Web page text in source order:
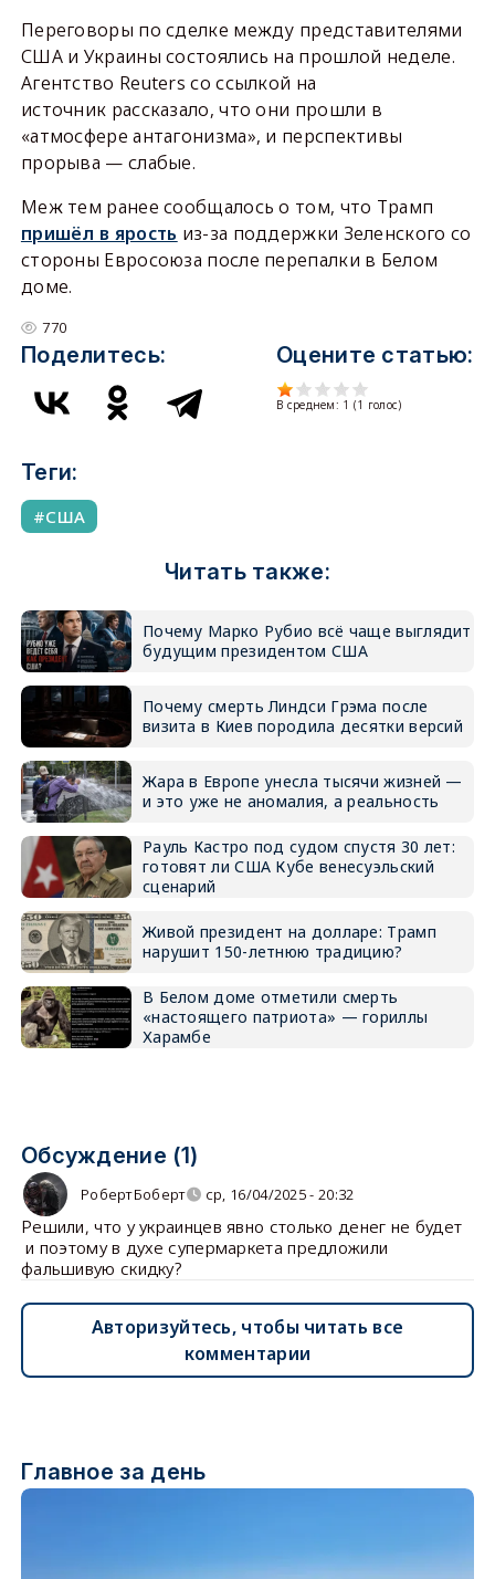
Переговоры по сделке между представителями
США и Украины состоялись на прошлой неделе.
Агентство Reuters со ссылкой на
источник рассказало, что они прошли в
«атмосфере антагонизма», и перспективы
прорыва — слабые.
Меж тем ранее сообщалось о том, что Трамп
пришёл в ярость из-за поддержки Зеленского со
стороны Евросоюза после перепалки в Белом
доме.
770
Поделитесь: Оцените статью:
В среднем: 1 (1 голос)
Теги:
США
Читать также:
Почему Марко Рубио всё чаще выглядит
будущим президентом США
Почему смерть Линдси Грэма после
визита в Киев породила десятки версий
Жара в Европе унесла тысячи жизней —
и это уже не аномалия, а реальность
Рауль Кастро под судом спустя 30 лет:
готовят ли США Кубе венесуэльский
сценарий
Живой президент на долларе: Трамп
нарушит 150-летнюю традицию?
В Белом доме отметили смерть
«настоящего патриота» — гориллы
Харамбе
Обсуждение (1)
РобертБоберт ср, 16/04/2025 - 20:32
Решили, что у украинцев явно столько денег не будет
и поэтому в духе супермаркета предложили
фальшивую скидку?
Авторизуйтесь, чтобы читать все
комментарии
Главное за день